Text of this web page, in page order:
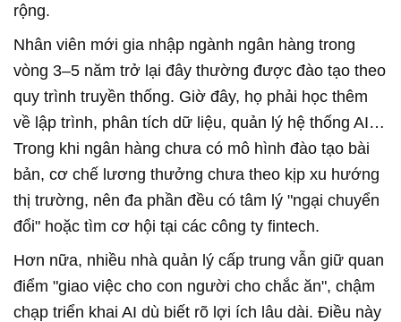
rộng.
Nhân viên mới gia nhập ngành ngân hàng trong
vòng 3–5 năm trở lại đây thường được đào tạo theo
quy trình truyền thống. Giờ đây, họ phải học thêm
về lập trình, phân tích dữ liệu, quản lý hệ thống AI…
Trong khi ngân hàng chưa có mô hình đào tạo bài
bản, cơ chế lương thưởng chưa theo kịp xu hướng
thị trường, nên đa phần đều có tâm lý "ngại chuyển
đổi" hoặc tìm cơ hội tại các công ty fintech.
Hơn nữa, nhiều nhà quản lý cấp trung vẫn giữ quan
điểm "giao việc cho con người cho chắc ăn", chậm
chạp triển khai AI dù biết rõ lợi ích lâu dài. Điều này